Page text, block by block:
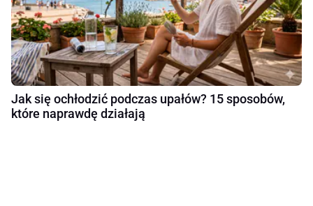
Jak się ochłodzić podczas upałów? 15 sposobów,
które naprawdę działają